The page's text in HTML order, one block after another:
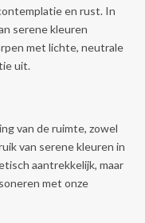
en rust. In
serene kleuren
met lichte, neutrale
uit.
van de ruimte, zowel
van serene kleuren in
aantrekkelijk, maar
met onze